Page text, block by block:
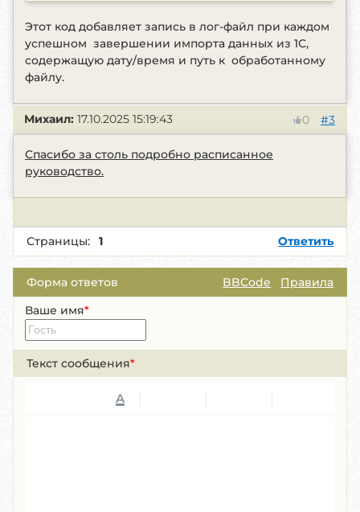
Этот код добавляет запись в лог-файл при каждом
успешном завершении импорта данных из 1С,
содержащую дату/время и путь к обработанному
файлу.
#3
0
Михаил: 17.10.2025 15:19:43
Спасибо за столь подробно расписанное
руководство.
Страницы: 1 Ответить
BBCode Правила
Форма ответов
Ваше имя*
Текст сообщения*
A